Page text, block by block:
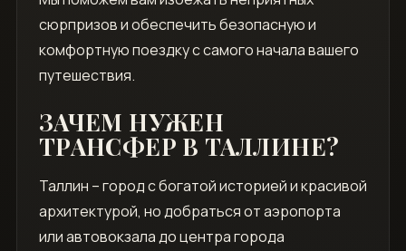
сюрпризов и обеспечить безопасную и
комфортную поездку с самого начала вашего
путешествия.
ЗАЧЕМ НУЖЕН
ТРАНСФЕР В ТАЛЛИНЕ?
Таллин – город с богатой историей и красивой
архитектурой‚ но добраться от аэропорта
или автовокзала до центра города